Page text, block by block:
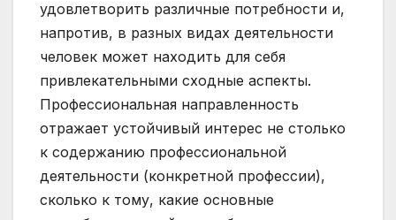
удовлетворить различные потребности и,
напротив, в разных видах деятельности
человек может находить для себя
привлекательными сходные аспекты.
Профессиональная направленность
отражает устойчивый интерес не столько
к содержанию профессиональной
деятельности (конкретной профессии),
сколько к тому, какие основные